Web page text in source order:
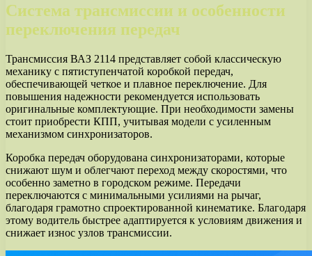
Система трансмиссии и особенности
переключения передач
Трансмиссия ВАЗ 2114 представляет собой классическую
механику с пятиступенчатой коробкой передач,
обеспечивающей четкое и плавное переключение. Для
повышения надежности рекомендуется использовать
оригинальные комплектующие. При необходимости замены
стоит приобрести КПП, учитывая модели с усиленным
механизмом синхронизаторов.
Коробка передач оборудована синхронизаторами, которые
снижают шум и облегчают переход между скоростями, что
особенно заметно в городском режиме. Передачи
переключаются с минимальными усилиями на рычаг,
благодаря грамотно спроектированной кинематике. Благодаря
этому водитель быстрее адаптируется к условиям движения и
снижает износ узлов трансмиссии.